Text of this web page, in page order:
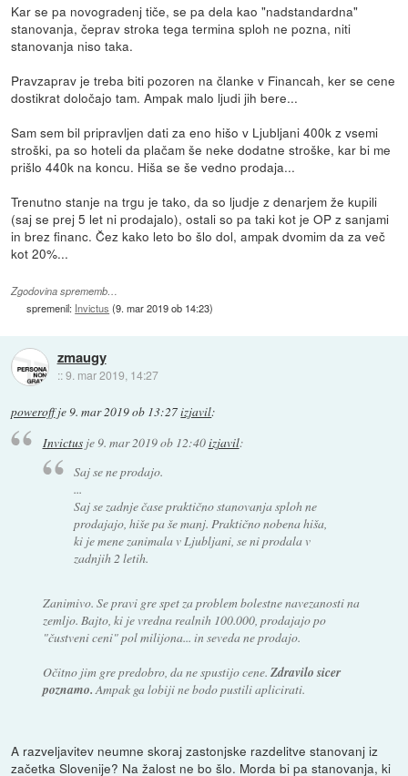
Kar se pa novogradenj tiče, se pa dela kao "nadstandardna"
stanovanja, čeprav stroka tega termina sploh ne pozna, niti
stanovanja niso taka.
Pravzaprav je treba biti pozoren na članke v Financah, ker se cene
dostikrat določajo tam. Ampak malo ljudi jih bere...
Sam sem bil pripravljen dati za eno hišo v Ljubljani 400k z vsemi
stroški, pa so hoteli da plačam še neke dodatne stroške, kar bi me
prišlo 440k na koncu. Hiša se še vedno prodaja...
Trenutno stanje na trgu je tako, da so ljudje z denarjem že kupili
(saj se prej 5 let ni prodajalo), ostali so pa taki kot je OP z sanjami
in brez financ. Čez kako leto bo šlo dol, ampak dvomim da za več
kot 20%...
Zgodovina sprememb…
spremenil: Invictus (9. mar 2019 ob 14:23)
zmaugy
::9. mar 2019, 14:27
poweroffje9. mar 2019 ob 13:27izjavil:
Invictusje 9. mar 2019 ob 12:40izjavil:
Saj se ne prodajo.
...
Saj se zadnje čase praktično stanovanja sploh ne
prodajajo, hiše pa še manj. Praktično nobena hiša,
ki je mene zanimala v Ljubljani, se ni prodala v
zadnjih 2 letih.
Zanimivo. Se pravi gre spet za problem bolestne navezanosti na
zemljo. Bajto, ki je vredna realnih 100.000, prodajajo po
"čustveni ceni" pol milijona... in seveda ne prodajo.
Očitno jim gre predobro, da ne spustijo cene. Zdravilo sicer
poznamo.Ampak ga lobiji ne bodo pustili aplicirati.
A razveljavitev neumne skoraj zastonjske razdelitve stanovanj iz
začetka Slovenije? Na žalost ne bo šlo. Morda bi pa stanovanja, ki